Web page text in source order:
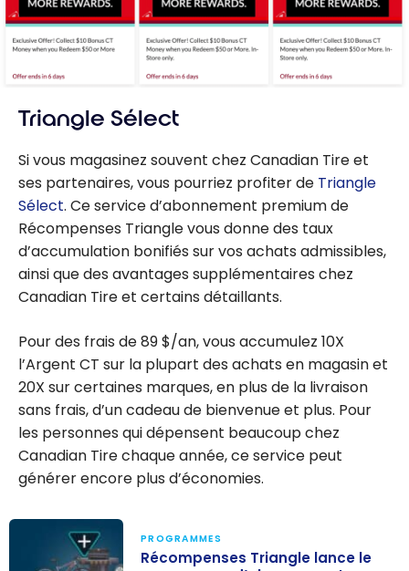
Triangle Sélect
Si vous magasinez souvent chez Canadian Tire et
ses partenaires, vous pourriez profiter de Triangle
Sélect. Ce service d’abonnement premium de
Récompenses Triangle vous donne des taux
d’accumulation bonifiés sur vos achats admissibles,
ainsi que des avantages supplémentaires chez
Canadian Tire et certains détaillants.
Pour des frais de 89 $/an, vous accumulez 10X
l’Argent CT sur la plupart des achats en magasin et
20X sur certaines marques, en plus de la livraison
sans frais, d’un cadeau de bienvenue et plus. Pour
les personnes qui dépensent beaucoup chez
Canadian Tire chaque année, ce service peut
générer encore plus d’économies.
PROGRAMMES
Récompenses Triangle lance le